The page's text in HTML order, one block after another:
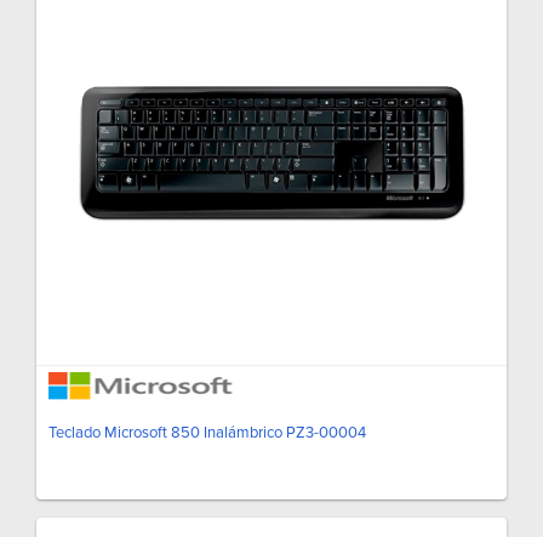
Teclado Microsoft 850 Inalámbrico PZ3-00004